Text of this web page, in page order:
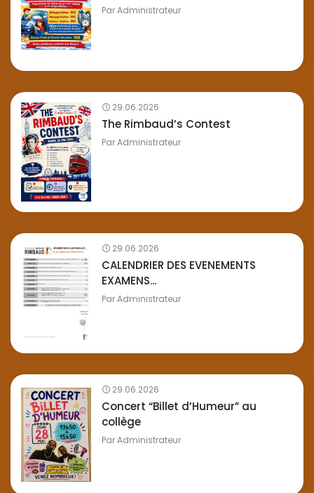
ParAdministrateur
29.06.2026
The Rimbaud’s Contest
ParAdministrateur
29.06.2026
CALENDRIER DES EVENEMENTS
EXAMENS...
ParAdministrateur
29.06.2026
Concert “Billet d’Humeur” au
collège
ParAdministrateur